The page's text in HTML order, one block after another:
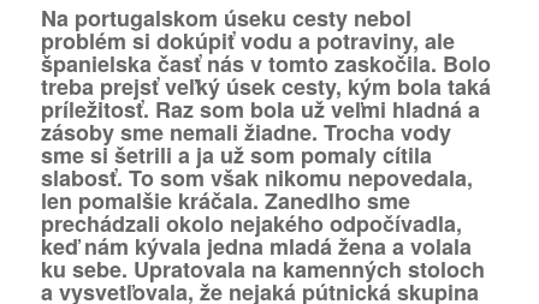
Na portugalskom úseku cesty nebol
problém si dokúpiť vodu a potraviny, ale
španielska časť nás v tomto zaskočila. Bolo
treba prejsť veľký úsek cesty, kým bola taká
príležitosť. Raz som bola už veľmi hladná a
zásoby sme nemali žiadne. Trocha vody
sme si šetrili a ja už som pomaly cítila
slabosť. To som však nikomu nepovedala,
len pomalšie kráčala. Zanedlho sme
prechádzali okolo nejakého odpočívadla,
keď nám kývala jedna mladá žena a volala
ku sebe. Upratovala na kamenných stoloch
a vysvetľovala, že nejaká pútnická skupina